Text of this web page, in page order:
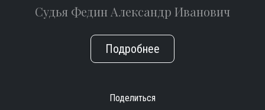
Судья Федин Александр Иванович
Подробнее
Поделиться